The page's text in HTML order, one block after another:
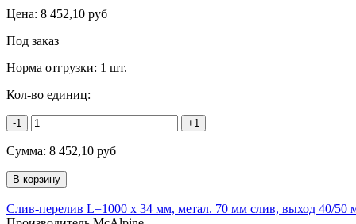
Цена: 8 452,10 руб
Под заказ
Норма отгрузки: 1 шт.
Кол-во единиц:
-1 +1
Сумма: 8 452,10 руб
Слив-перелив L=1000 х 34 мм, метал. 70 мм слив, выход 40/50